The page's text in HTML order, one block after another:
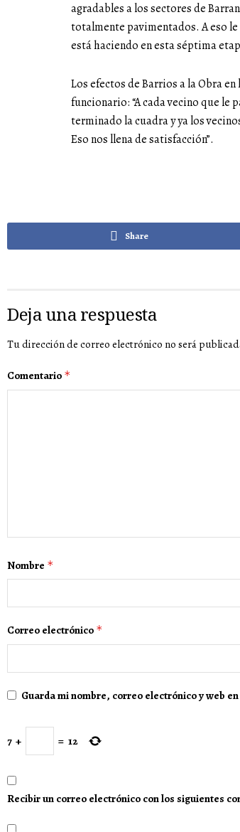
agradables a los sectores de
totalmente pavimentados. A eso
está haciendo en esta séptima
Los efectos de Barrios a la Obra
funcionario: “A cada vecino que le
terminado la cuadra y ya los
Eso nos llena de satisfacción”.
Share
Deja una respuesta
Tu dirección de correo electrónico no será
Comentario *
Nombre *
Correo electrónico *
Guarda mi nombre, correo electrónico y web
7 + = 12
Recibir un correo electrónico con los siguientes